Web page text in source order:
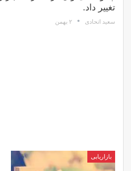
تغییر داد.
سعید اتحادی ۲ بهمن
بازاریابی